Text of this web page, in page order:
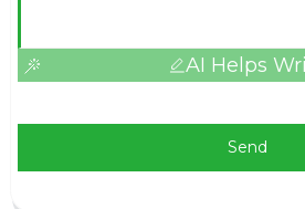
AI Helps
Send